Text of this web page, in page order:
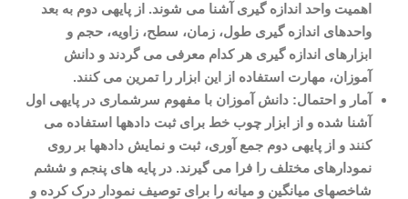
اهمیت واحد اندازه گیری آشنا می شوند. از پایه­ی دوم به بعد
واحدهای اندازه گیری طول، زمان، سطح، زاویه، حجم و
ابزارهای اندازه گیری هر کدام معرفی می گردند و دانش
آموزان، مهارت استفاده از این ابزار را تمرین می کنند.
آمار و احتمال: دانش آموزان با مفهوم سرشماری در پایه­ی اول
آشنا شده و از ابزار چوب خط برای ثبت داده­ها استفاده می
کنند و از پایه­­ی دوم جمع آوری، ثبت و نمایش داده­ها بر روی
نمودارهای مختلف را فرا می گیرند. در پایه­ های پنجم و ششم
شاخص­های میانگین و میانه را برای توصیف نمودار درک کرده و